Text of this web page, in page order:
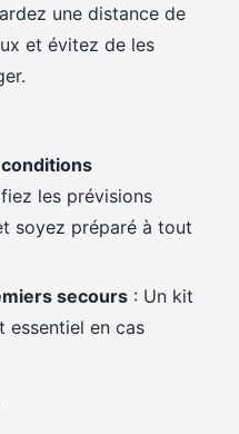
une distance de
et évitez de les
les prévisions
soyez préparé à tout
secours : Un kit
essentiel en cas